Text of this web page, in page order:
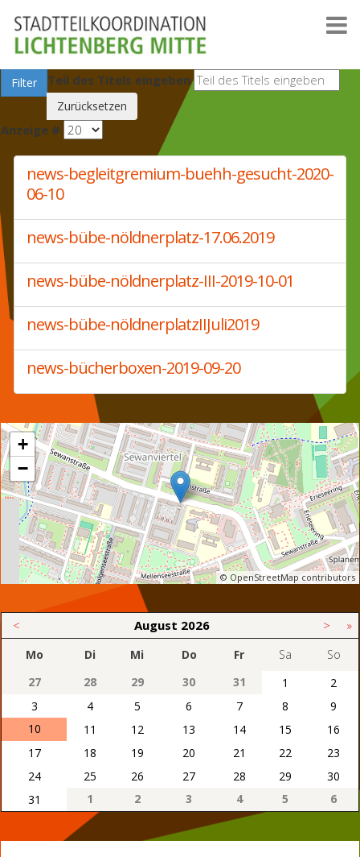
Teil des Titels eingeben
Filter
Zurücksetzen
Anzeige #
news-begleitgremium-buehh-gesucht-2020-
06-10
news-bübe-nöldnerplatz-17.06.2019
news-bübe-nöldnerplatz-III-2019-10-01
news-bübe-nöldnerplatzIIJuli2019
news-bücherboxen-2019-09-20
+
−
© OpenStreetMap contributors
< August 2026 > »
Mo Di Mi Do Fr Sa
So
27
28 29 30 31 1
2
3
4 5 6 7 8
9
10
11 12 13 14 15
16
17
18 19 20 21 22
23
24
25 26 27 28 29
30
31
1 2 3 4 5 6